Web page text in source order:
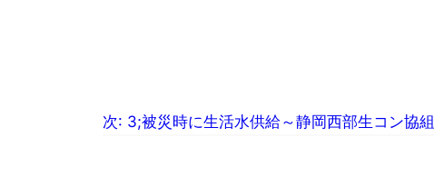
次: 3;被災時に生活水供給～静岡西部生コン協組